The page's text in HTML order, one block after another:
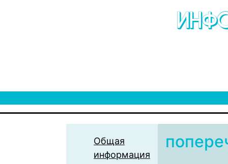
Общая
информация